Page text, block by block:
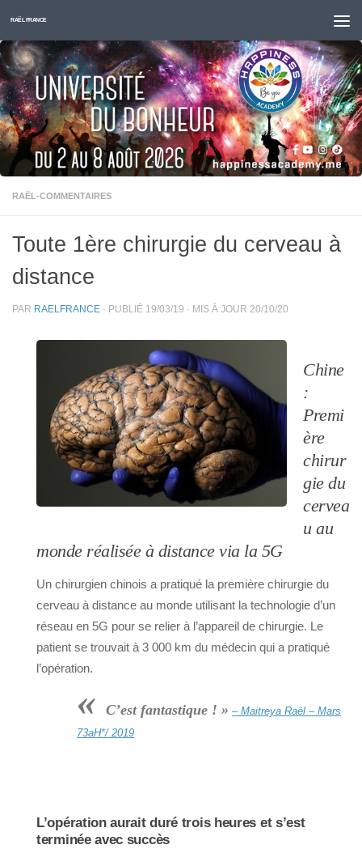
Skip to content
RAËL FRANCE
RAËL-COMMENTAIRES
Toute 1ère chirurgie du cerveau à
distance
PAR RAELFRANCE · PUBLIÉ 19/03/19 · MIS À JOUR 20/10/20
Chine
:
Premi
ère
chirur
gie du
cervea
u au
monde réalisée à distance via la 5G
Un chirurgien chinois a pratiqué la première chirurgie du
cerveau à distance au monde utilisant la technologie d’un
réseau en 5G pour se relier à l’appareil de chirurgie. Le
patient se trouvait à 3 000 km du médecin qui a pratiqué
l’opération.
« C’est fantastique ! » – Maitreya Raël – Mars
73aH*/ 2019
L’opération aurait duré trois heures et s’est
terminée avec succès